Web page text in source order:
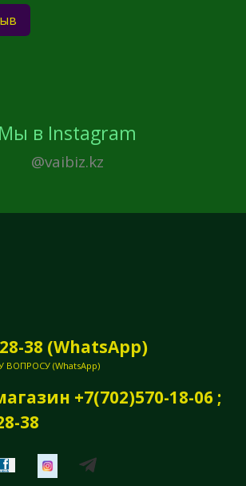
Мы в Instagram
@vaibiz.kz
38 (WhatsApp)
(WhatsApp)
+7(702)570-18-06 ;
38